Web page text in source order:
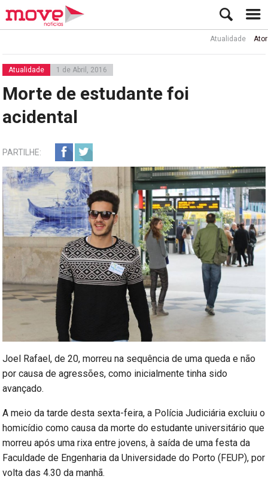
Atualidade Ator Rui
Atualidade 1 de Abril, 2016
Morte de estudante foi
acidental
PARTILHE:
Joel Rafael, de 20, morreu na sequência de uma queda e não
por causa de agressões, como inicialmente tinha sido
avançado.
A meio da tarde desta sexta-feira, a Polícia Judiciária excluiu o
homicídio como causa da morte do estudante universitário que
morreu após uma rixa entre jovens, à saída de uma festa da
Faculdade de Engenharia da Universidade do Porto (FEUP), por
volta das 4.30 da manhã.